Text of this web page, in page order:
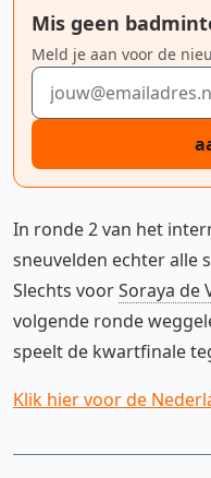
Mis geen
Meld je aan voor de
E-mailadres
In ronde 2 van het
sneuvelden echter alle
Slechts voorSoraya de
volgende ronde
speelt de kwartfinale
Klik hier voor de